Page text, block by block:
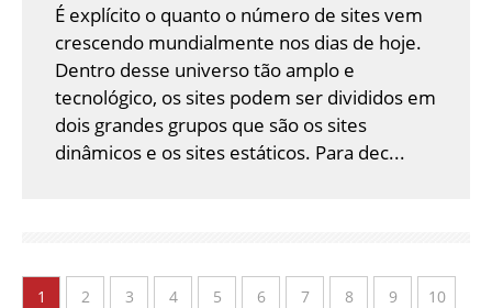
É explícito o quanto o número de sites vem
crescendo mundialmente nos dias de hoje.
Dentro desse universo tão amplo e
tecnológico, os sites podem ser divididos em
dois grandes grupos que são os sites
dinâmicos e os sites estáticos. Para dec...
1 2 3 4 5 6 7 8 9 10